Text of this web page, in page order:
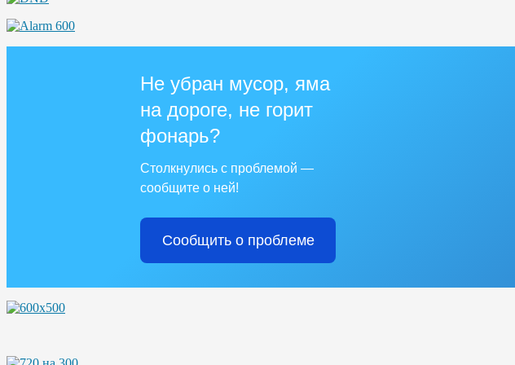
Не убран мусор, яма
на дороге, не горит
фонарь?
Столкнулись с проблемой —
сообщите о ней!
Сообщить о проблеме